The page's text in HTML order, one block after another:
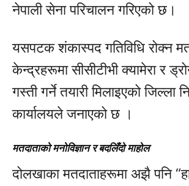
नेपाली सेना परिचालन गरिएको छ।
यसपटक शंकास्पद गतिविधि रोक्न
केन्द्रहरूमा सीसीटीभी क्यामेरा र
गस्ती गर्ने तयारी मिलाइएको जिल्ला
कार्यालयले जनाएको छ ।
मतदाताको मनोविज्ञान र बदलिँदो माहोल
दोलखाका मतदाताहरूमा अझै पनि